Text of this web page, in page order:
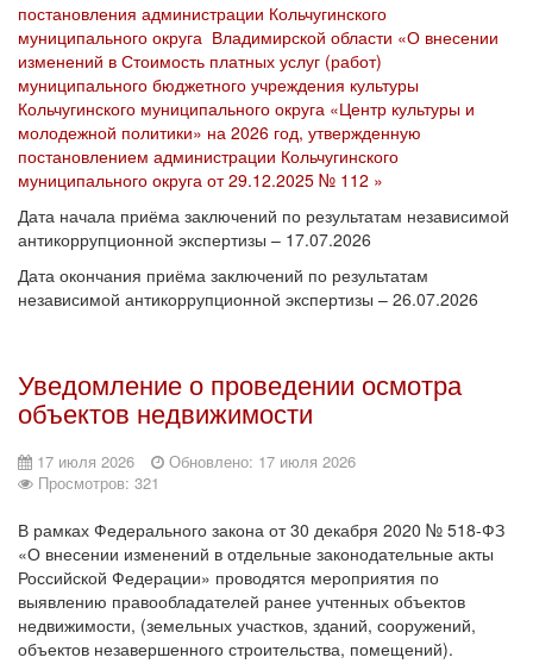
постановления администрации Кольчугинского
муниципального округа Владимирской области «О внесении
изменений в Стоимость платных услуг (работ)
муниципального бюджетного учреждения культуры
Кольчугинского муниципального округа «Центр культуры и
молодежной политики» на 2026 год, утвержденную
постановлением администрации Кольчугинского
муниципального округа от 29.12.2025 № 112 »
Дата начала приёма заключений по результатам независимой
антикоррупционной экспертизы – 17.07.2026
Дата окончания приёма заключений по результатам
независимой антикоррупционной экспертизы – 26.07.2026
Уведомление о проведении осмотра
объектов недвижимости
17 июля 2026
Обновлено: 17 июля 2026
Просмотров: 321
В рамках Федерального закона от 30 декабря 2020 № 518-ФЗ
«О внесении изменений в отдельные законодательные акты
Российской Федерации» проводятся мероприятия по
выявлению правообладателей ранее учтенных объектов
недвижимости, (земельных участков, зданий, сооружений,
объектов незавершенного строительства, помещений).